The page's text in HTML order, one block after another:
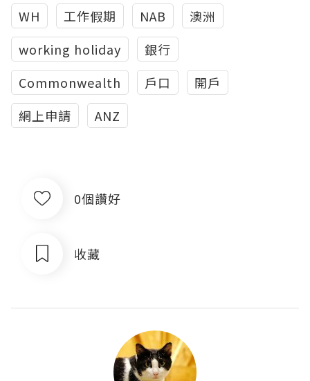
WH 工作假期 NAB
澳洲
working holiday
銀行
Commonwealth
戶口
開戶
網上申請
ANZ
0個讚好
收藏